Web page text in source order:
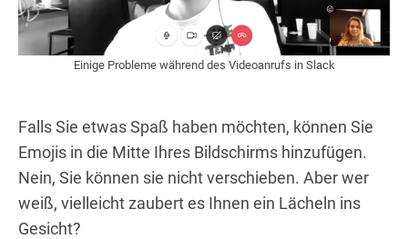
Einige Probleme während des Videoanrufs in Slack
Falls Sie etwas Spaß haben möchten, können Sie
Emojis in die Mitte Ihres Bildschirms hinzufügen.
Nein, Sie können sie nicht verschieben. Aber wer
weiß, vielleicht zaubert es Ihnen ein Lächeln ins
Gesicht?